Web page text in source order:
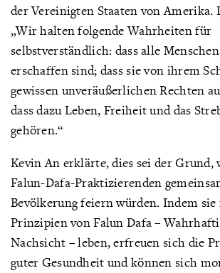
der Vereinigten Staaten von Amerika.
„Wir halten folgende Wahrheiten für
selbstverständlich: dass alle
erschaffen sind; dass sie von ihrem
gewissen unveräußerlichen Rechten
dass dazu Leben, Freiheit und das
gehören.“
Kevin An erklärte, dies sei der Grund,
Falun-Dafa-Praktizierenden
Bevölkerung feiern würden. Indem sie
Prinzipien von Falun Dafa –
Nachsicht – leben, erfreuen sich die
guter Gesundheit und können sich